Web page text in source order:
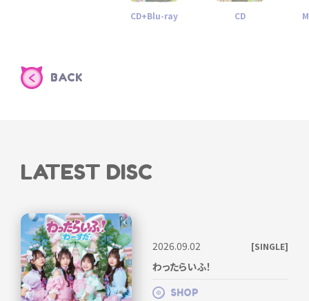
[Ruka Mishina Ver.]
CD+Blu-ray CD
BACK
LATEST DISC
2026.09.02 [SINGLE]
わったらいふ！
SHOP